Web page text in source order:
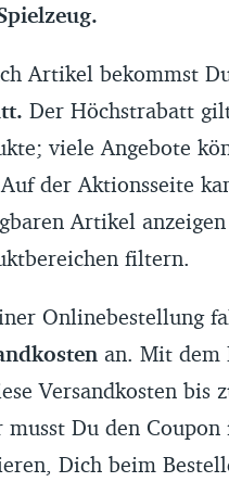
Euro
Artikel bekommst
Der Höchstrabatt
viele Angebote
der Aktionsseite
Artikel
filtern.
Onlinebestellung
an. Mit dem
Versandkosten bis
musst Du den
Dich beim